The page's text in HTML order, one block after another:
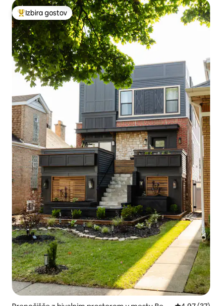
Najbolj priljubljena prenočišča z značko »Izbira gostov«
Izbira gostov